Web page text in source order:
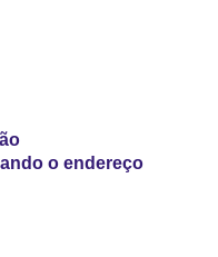
o endereço